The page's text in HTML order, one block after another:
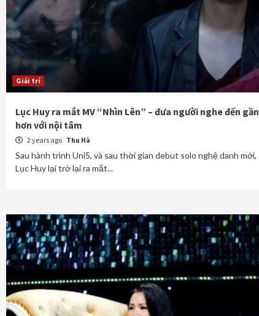
Giải trí
Lục Huy ra mắt MV “Nhìn Lên” – đưa người nghe đến gần
hơn với nội tâm
2 years ago Thu Hà
Sau hành trình Uni5, và sau thời gian debut solo nghệ danh mới,
Lục Huy lại trở lại ra mắt...